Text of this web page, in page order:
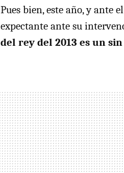
Pues bien, este año, y ante
expectante ante su
del rey del 2013 es un